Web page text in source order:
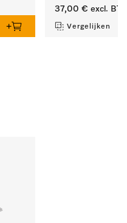
37,00 € excl.
Vergelijken